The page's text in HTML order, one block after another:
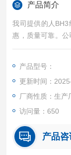
产品简介
我司提供的人
惠，质量可靠。公
确的实验结果，
产品型号：
更新时间：
厂商性质：生产
访问量：650
产品咨